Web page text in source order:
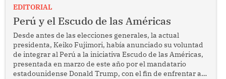
EDITORIAL
Perú y el Escudo de las Américas
Desde antes de las elecciones generales, la actual
presidenta, Keiko Fujimori, había anunciado su voluntad
de integrar al Perú a la iniciativa Escudo de las Américas,
presentada en marzo de este año por el mandatario
estadounidense Donald Trump, con el fin de enfrentar al